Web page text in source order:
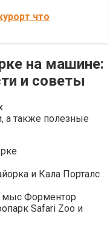
что
на машине:
и советы
а также полезные
и Кала Порталс
мыс Форментор
Safari Zoo и